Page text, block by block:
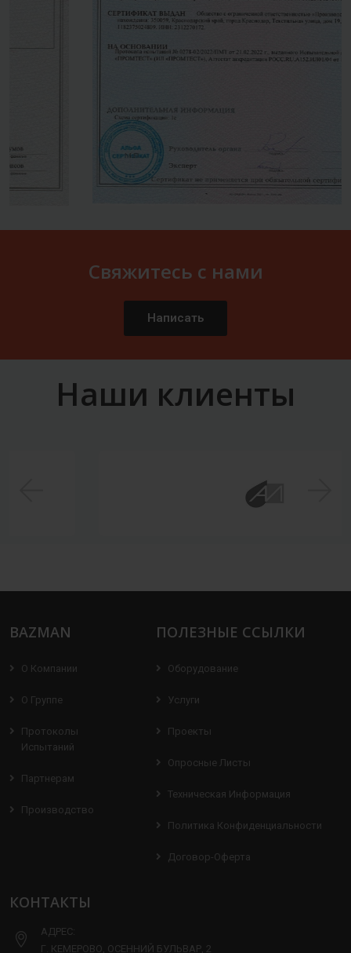
Свяжитесь с нами
Написать
Наши клиенты
BAZMAN
О Компании
О Группе
Протоколы
Испытаний
Партнерам
Производство
ПОЛЕЗНЫЕ ССЫЛКИ
Оборудование
Услуги
Проекты
Опросные Листы
Техническая Информация
Политика Конфиденциальности
Договор-Оферта
КОНТАКТЫ
АДРЕС:
Г. КЕМЕРОВО, ОСЕННИЙ БУЛЬВАР, 2